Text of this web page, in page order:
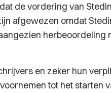
de vordering van
afgewezen omdat
herbeoordeling
en zeker hun
tot het starten